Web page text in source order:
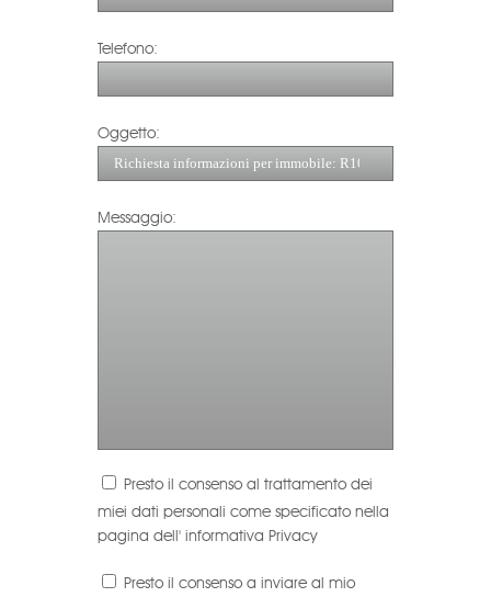
Telefono:
Oggetto:
Messaggio:
Presto il consenso al trattamento dei
miei dati personali come specificato nella
pagina dell' informativa Privacy
Presto il consenso a inviare al mio